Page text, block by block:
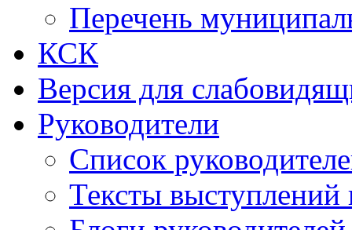
Перечень
КСК
Версия для
Руководители
Список
Тексты выступлений